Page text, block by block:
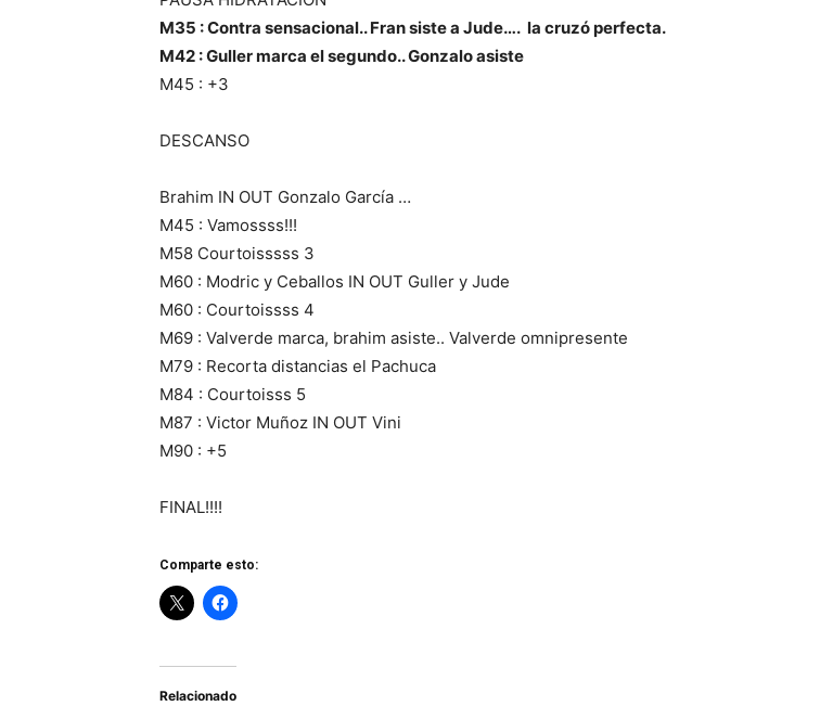
M35 : Contra sensacional.. Fran siste a Jude…. la cruzó perfecta.
M42 : Guller marca el segundo.. Gonzalo asiste
M45 : +3
DESCANSO
Brahim IN OUT Gonzalo García …
M45 : Vamossss!!!
M58 Courtoisssss 3
M60 : Modric y Ceballos IN OUT Guller y Jude
M60 : Courtoissss 4
M69 : Valverde marca, brahim asiste.. Valverde omnipresente
M79 : Recorta distancias el Pachuca
M84 : Courtoisss 5
M87 : Victor Muñoz IN OUT Vini
M90 : +5
FINAL!!!!
Comparte esto:
Relacionado